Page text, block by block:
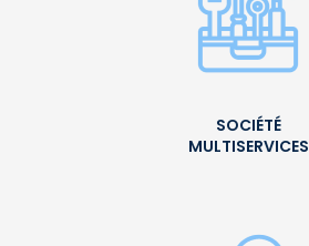
SOCIÉTÉ
MULTISERVICES